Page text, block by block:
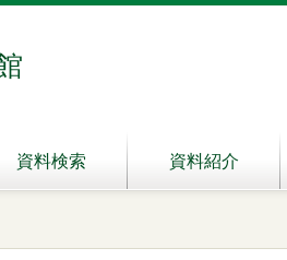
資料検索 資料紹介